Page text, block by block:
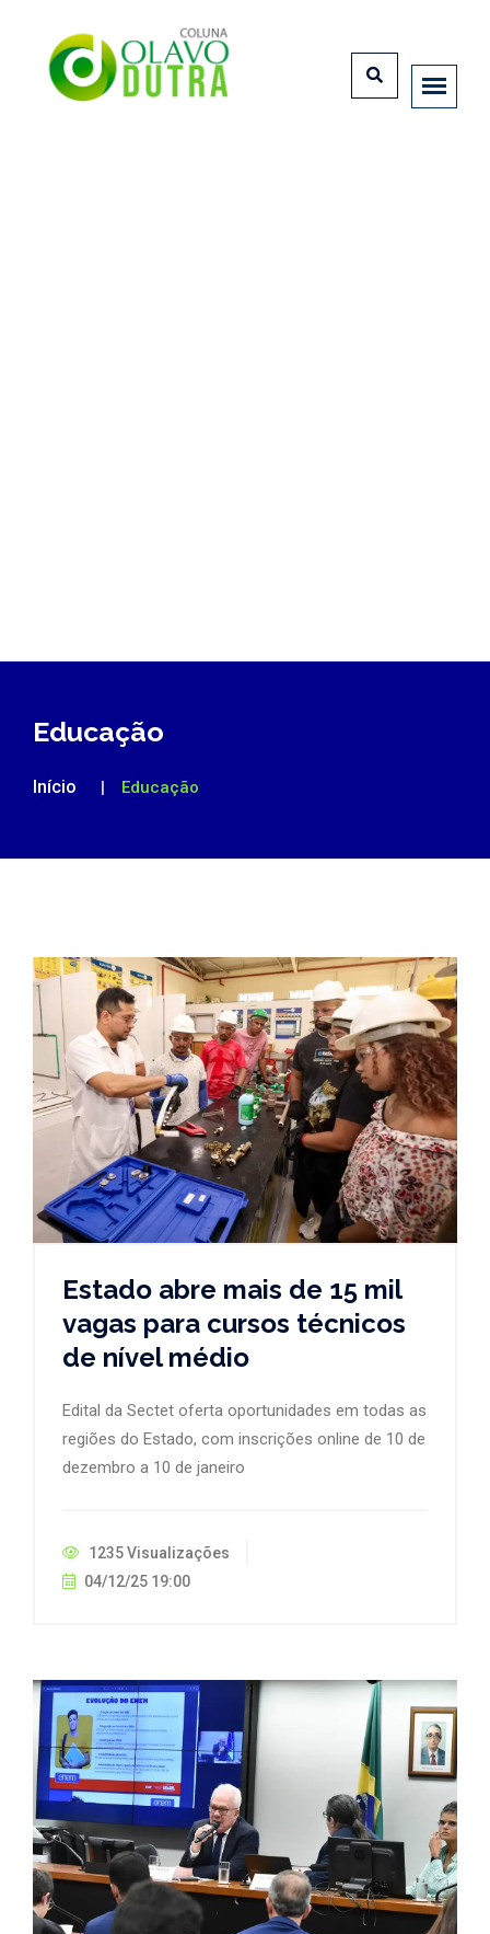
Educação
Início Educação
Estado abre mais de 15 mil
vagas para cursos técnicos
de nível médio
Edital da Sectet oferta oportunidades em todas as
regiões do Estado, com inscrições online de 10 de
dezembro a 10 de janeiro
1235 Visualizações
04/12/25 19:00